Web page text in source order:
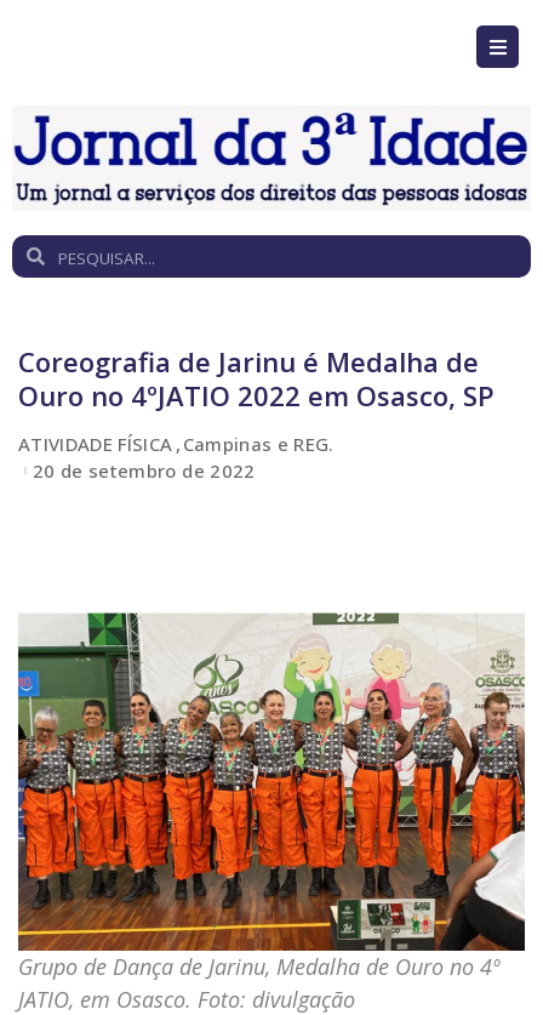
Coreografia de Jarinu é Medalha de
Ouro no 4ºJATIO 2022 em Osasco, SP
ATIVIDADE FÍSICA Campinas e REG.
20 de setembro de 2022
Grupo de Dança de Jarinu, Medalha de Ouro no 4º
JATIO, em Osasco. Foto: divulgação